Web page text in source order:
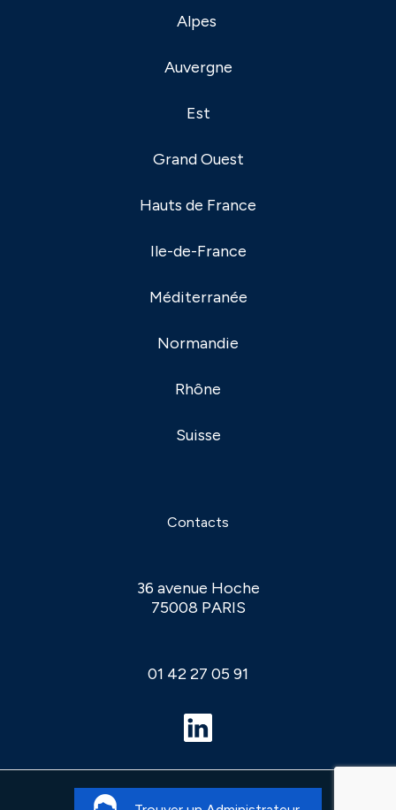
Alpes
Auvergne
Est
Grand Ouest
Hauts de France
Ile-de-France
Méditerranée
Normandie
Rhône
Suisse
Contacts
36 avenue Hoche
75008 PARIS
01 42 27 05 91
Mentions Légales